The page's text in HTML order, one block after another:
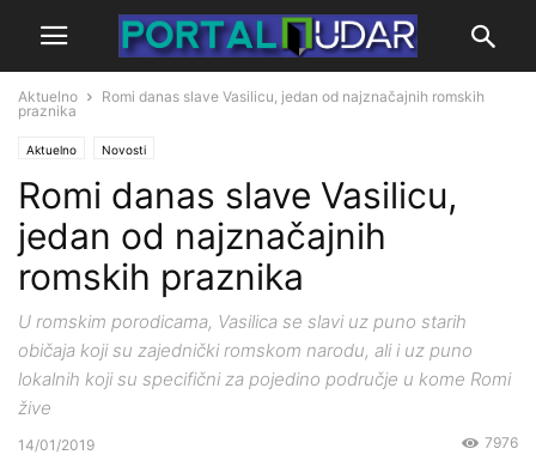
Aktuelno
Romi danas slave Vasilicu, jedan od najznačajnih romskih
praznika
Aktuelno Novosti
Romi danas slave Vasilicu,
jedan od najznačajnih
romskih praznika
U romskim porodicama, Vasilica se slavi uz puno starih
običaja koji su zajednički romskom narodu, ali i uz puno
lokalnih koji su specifični za pojedino područje u kome Romi
žive
14/01/2019 7976